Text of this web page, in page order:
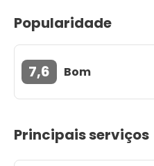
Popularidade
7,6 Bom
Principais serviços